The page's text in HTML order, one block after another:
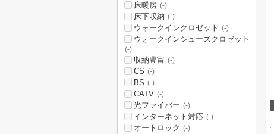
床暖房 (-)
床下収納 (-)
ウォークインクロゼット (-)
ウォークインシューズクロゼット
(-)
収納豊富 (-)
CS (-)
BS (-)
CATV (-)
光ファイバー (-)
インターネット対応 (-)
オートロック (-)